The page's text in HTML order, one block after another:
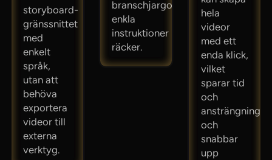
storyboard-
gränssnittet
med
enkelt
språk,
utan att
behöva
exportera
videor till
externa
verktyg.
branschjargong;
enkla
instruktioner
räcker.
hela
videor
med ett
enda klick,
vilket
sparar tid
och
ansträngning
och
snabbar
upp